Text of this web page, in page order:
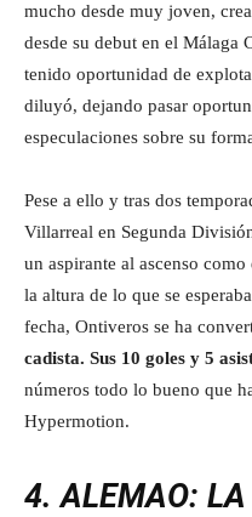
mucho desde muy joven,
desde su debut en el Málaga
tenido oportunidad de
diluyó, dejando pasar
especulaciones sobre su
Pese a ello y tras dos
Villarreal en Segunda
un aspirante al ascenso
la altura de lo que se
fecha, Ontiveros se ha
cadista. Sus 10 goles y 5
números todo lo bueno que
Hypermotion.
4. ALEMAO: